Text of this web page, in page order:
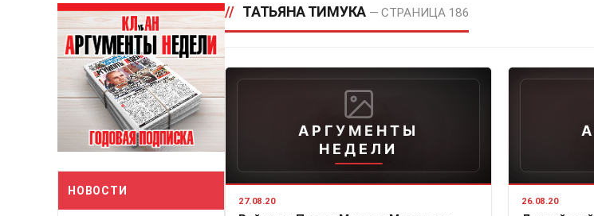
НОВОСТИ
// ТАТЬЯНА ТИМУКА — СТРАНИЦА 186
АРГУМЕНТЫ
НЕДЕЛИ
27.08.20 26.08.20